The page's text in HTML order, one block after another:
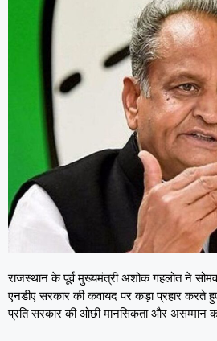
राजस्थान के पूर्व मुख्यमंत्री अशोक गहलोत ने
एनडीए सरकार की कवायद पर कड़ा प्रहार करते हुए
प्रति सरकार की ओछी मानसिकता और असम्मान